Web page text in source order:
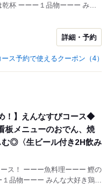
ます。
詳細・予約
ース予約で使えるクーポン（4）
！】えんなすびコース◆
板メニューのおでん、焼
む◎〈生ビール付き2H飲み
ーー 鰹の